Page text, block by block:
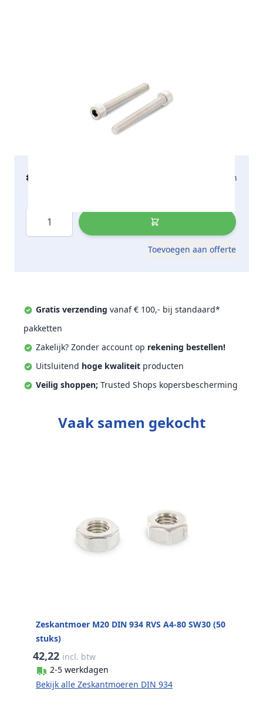
€ 90,47 2-5 werkdagen
Aantal
Toevoegen aan offerte
Gratis verzending vanaf € 100,- bij standaard*
pakketten
Zakelijk? Zonder account op rekening bestellen!
Uitsluitend hoge kwaliteit producten
Veilig shoppen; Trusted Shops kopersbescherming
Vaak samen gekocht
Zeskantmoer M20 DIN 934 RVS A4-80 SW30 (50
stuks)
42,22 incl. btw
2-5 werkdagen
Bekijk alle Zeskantmoeren DIN 934